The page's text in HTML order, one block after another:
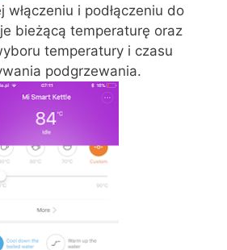
włączeniu i podłączeniu do
bieżącą temperaturę oraz
temperatury i czasu
podgrzewania.